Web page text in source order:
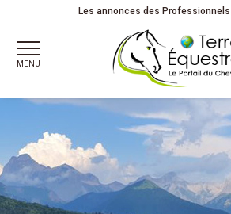
Séjours Familles et ÉquitationPartagez
Les annonces des Professionnels
MENU